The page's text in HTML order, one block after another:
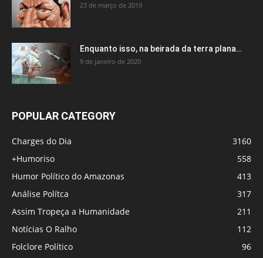
23 de março de 2019
Enquanto isso, na beirada da terra plana…
9 de janeiro de 2020
POPULAR CATEGORY
Charges do Dia
3160
+Humoriso
558
Humor Político do Amazonas
413
Análise Polítca
317
Assim Tropeça a Humanidade
211
Notícias O Ralho
112
Folclore Político
96